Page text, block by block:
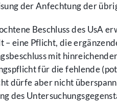
der Anfechtung der
Beschluss des UsA
– eine Pflicht, die
mit
für die fehlende
dürfe aber nicht
des